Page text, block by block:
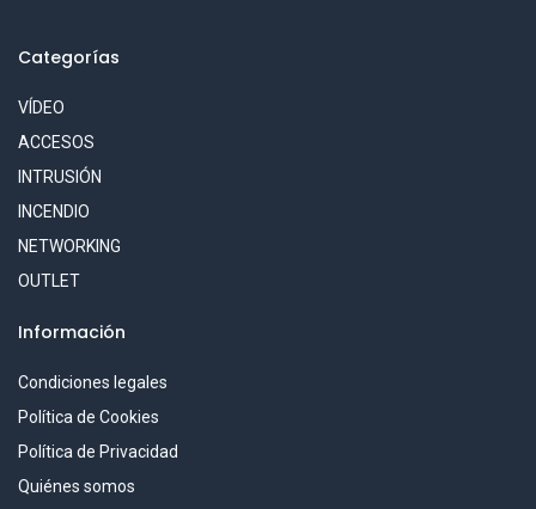
Categorías
VÍDEO
ACCESOS
INTRUSIÓN
INCENDIO
NETWORKING
OUTLET
Información
Condiciones legales
Política de Cookies
Política de Privacidad
Quiénes somos